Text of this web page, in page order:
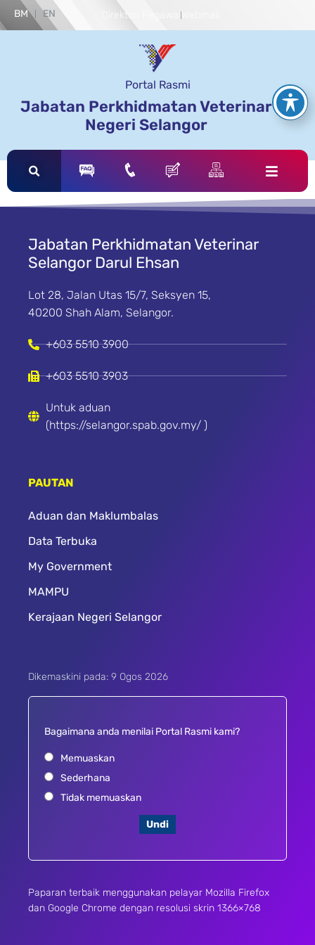
BM EN Direktori Pegawai
Portal Rasmi
Jabatan Perkhidmatan Veterinar
Negeri Selangor
Jabatan Perkhidmatan Veterinar
Selangor Darul Ehsan
Lot 28, Jalan Utas 15/7, Seksyen 15,
40200 Shah Alam, Selangor.
+603 5510 3900
+603 5510 3903
Untuk aduan
(https://selangor.spab.gov.my/ )
PAUTAN
Aduan dan Maklumbalas
Data Terbuka
My Government
MAMPU
Kerajaan Negeri Selangor
Dikemaskini pada: 9 Ogos 2026
Bagaimana anda menilai Portal Rasmi kami?
Memuaskan
Sederhana
Tidak memuaskan
Undi
Paparan terbaik menggunakan pelayar Mozilla Firefox
dan Google Chrome dengan resolusi skrin 1366×768